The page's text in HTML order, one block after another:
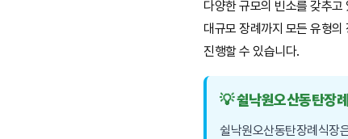
다양한 규모의 빈소를 갖추고
대규모 장례까지 모든 유형의
진행할 수 있습니다.
💡 쉴낙원오산동탄장
쉴낙원오산동탄장례식장